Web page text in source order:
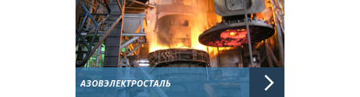
АЗОВЭЛЕКТРОСТАЛЬ